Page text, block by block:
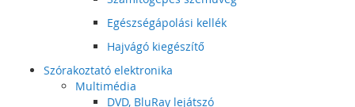
Egészségápolási kellék
Hajvágó kiegészítő
Szórakoztató elektronika
Multimédia
DVD, BluRay lejátszó